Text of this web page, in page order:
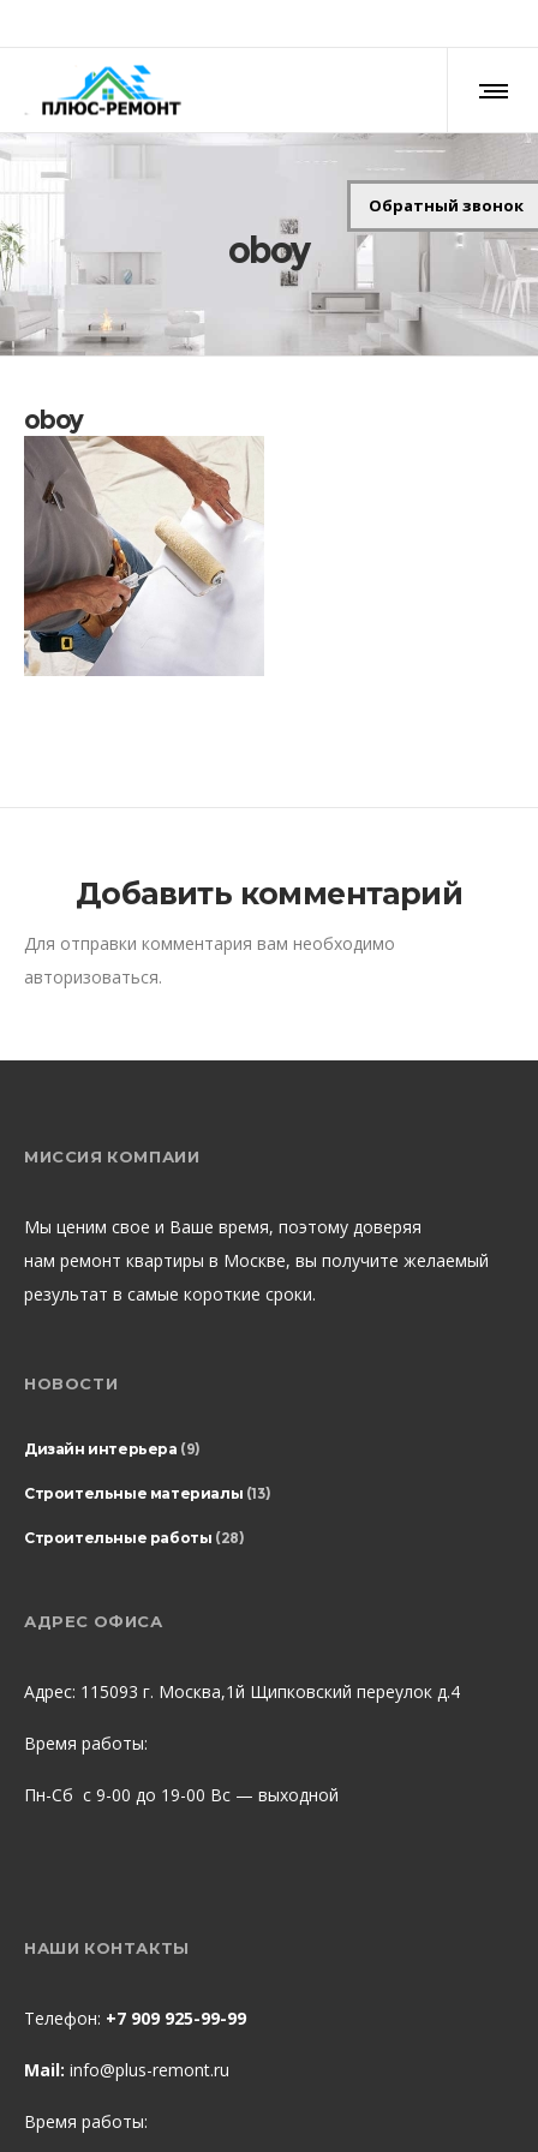
oboy
oboy
Добавить комментарий
Для отправки комментария вам необходимо
авторизоваться.
МИССИЯ КОМПАИИ
Мы ценим свое и Ваше время, поэтому доверяя
нам ремонт квартиры в Москве, вы получите желаемый
результат в самые короткие сроки.
НОВОСТИ
Дизайн интерьера (9)
Строительные материалы (13)
Строительные работы (28)
АДРЕС ОФИСА
Адрес: 115093 г. Москва,1й Щипковский переулок д.4
Время работы:
Пн-Сб с 9-00 до 19-00 Вс — выходной
НАШИ КОНТАКТЫ
Телефон: +7 909 925-99-99
Mail: info@plus-remont.ru
Время работы:
Обратный звонок